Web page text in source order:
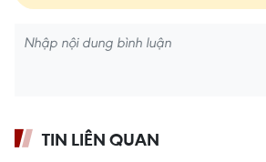
TIN LIÊN QUAN